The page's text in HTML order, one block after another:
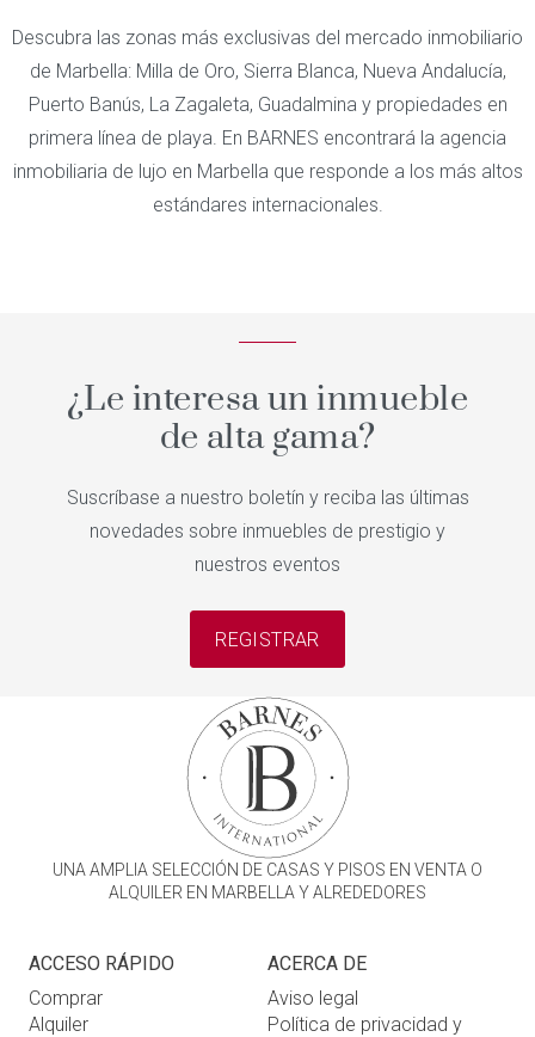
Descubra las zonas más exclusivas del mercado inmobiliario
de Marbella: Milla de Oro, Sierra Blanca, Nueva Andalucía,
Puerto Banús, La Zagaleta, Guadalmina y propiedades en
primera línea de playa. En BARNES encontrará la agencia
inmobiliaria de lujo en Marbella que responde a los más altos
estándares internacionales.
¿Le interesa un inmueble
de alta gama?
Suscríbase a nuestro boletín y reciba las últimas
novedades sobre inmuebles de prestigio y
nuestros eventos
REGISTRAR
UNA AMPLIA SELECCIÓN DE CASAS Y PISOS EN VENTA O
ALQUILER EN MARBELLA Y ALREDEDORES
ACCESO RÁPIDO
Comprar
Alquiler
ACERCA DE
Aviso legal
Política de privacidad y